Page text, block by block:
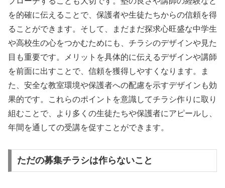
を的確に伝えることで、保護者や生徒たちからの信頼を得
ることができます。そして、まだまだ探求心旺盛な中学生
や高校生の心をつかむためにも、チラシのデザインや見た
目も重要です。メリットを具体的に伝えるデザインや講師
を前面に出すことで、信頼を獲得しやすくなります。ま
た、安全な教室環境や保護者への配慮を示すデザインも効
果的です。これらのポイントを意識してチラシ作りに取り
組むことで、より多くの生徒たちや保護者にアピールし、
年間を通しての受講を促すことができます。
ただの募集チラシは作らないこと